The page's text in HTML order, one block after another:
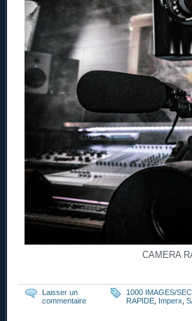
CAMERA
Laisser un
commentaire
1000 IMAGES/
RAPIDE
Imperx